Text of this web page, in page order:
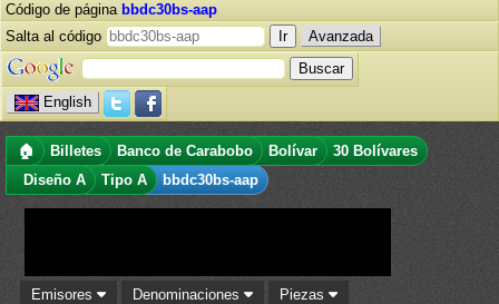
Código de página bbdc30bs-aap
Salta al código
Avanzada
English
🏠 Billetes Banco de Carabobo Bolívar
30 Bolívares
Diseño A
Tipo A bbdc30bs-aap
Emisores Denominaciones Piezas